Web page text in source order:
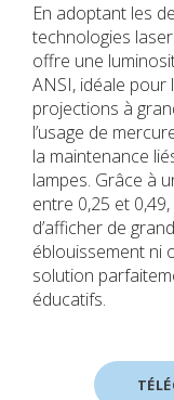
En adoptant les
technologies
offre une
ANSI, idéale pour
projections à
l’usage de
la maintenance
lampes. Grâce à
entre 0,25 et
d’afficher de
éblouissement ni
solution
éducatifs.